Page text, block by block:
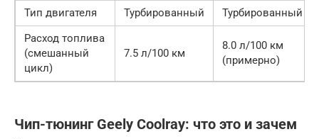
Тип двигателя
Турбированный
Турбированный
Расход топлива
(смешанный
цикл)
7.5 л/100 км
8.0 л/100 км
(примерно)
Чип-тюнинг Geely Coolray: что это и зачем